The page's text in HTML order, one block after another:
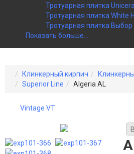
Тротуарная плитка
Тротуарная плитка White
Тротуарная плитка Выбор
Показать больше...
Клинкерный кирпич
Superior Line
Algeria AL
Vintage VT